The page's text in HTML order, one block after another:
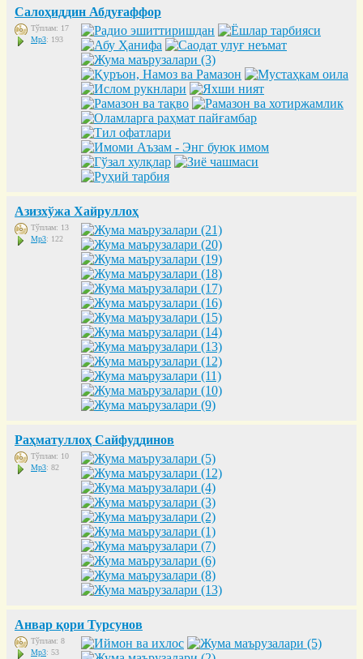
Салоҳиддин Абдуғаффор
Тўплам: 17
Mp3: 193
Азизхўжа Хайруллоҳ
Тўплам: 13
Mp3: 122
Раҳматуллоҳ Сайфуддинов
Тўплам: 10
Mp3: 82
Анвар қори Турсунов
Тўплам: 8
Mp3: 53